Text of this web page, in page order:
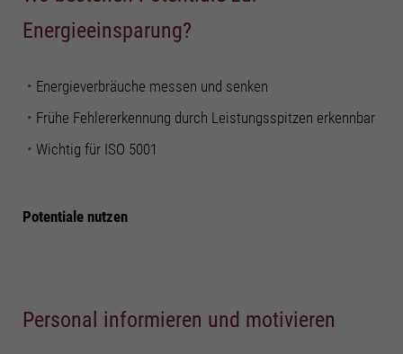
Energieeinsparung?
Energieverbräuche messen und senken
Frühe Fehlererkennung durch Leistungsspitzen erkennbar
Wichtig für ISO 5001
Potentiale nutzen
Personal informieren und motivieren